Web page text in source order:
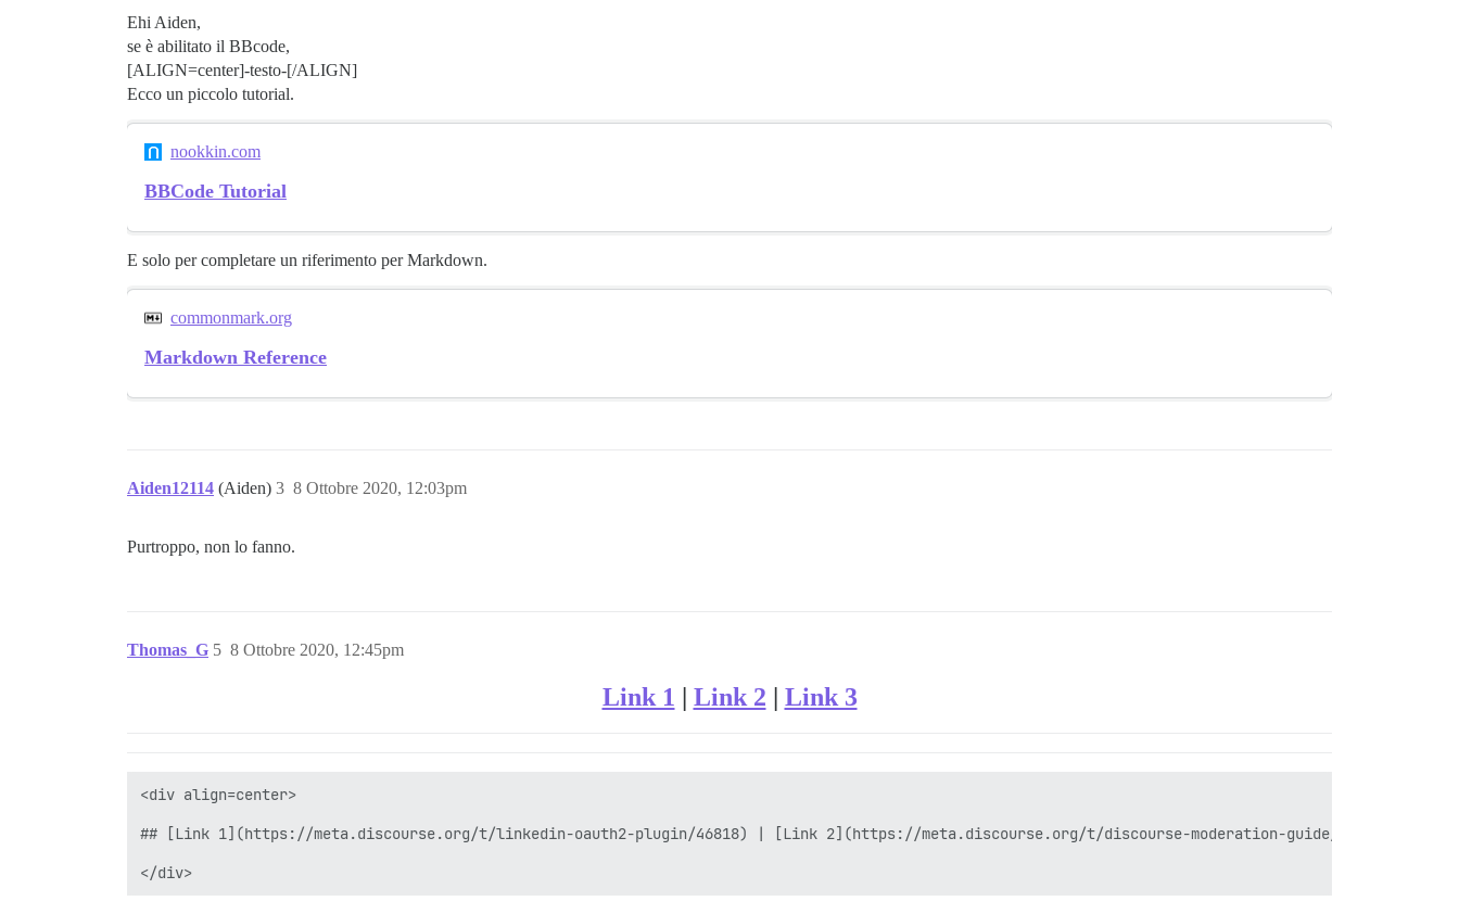
Ehi Aiden,
se è abilitato il BBcode,
[ALIGN=center]-testo-[/ALIGN]
Ecco un piccolo tutorial.
nookkin.com
BBCode Tutorial
E solo per completare un riferimento per Markdown.
commonmark.org
Markdown Reference
Aiden12114 (Aiden) 8 Ottobre 2020, 12:03pm
3
Purtroppo, non lo fanno.
Thomas_G 8 Ottobre 2020, 12:45pm
5
Link 1 Link 2 Link 3
<div align=center>
## [Link 1](https://meta.discourse.org/t/linkedin-oauth2-plugin/46818) | [Link 2](https://meta.discourse.org/t/discourse-moderation-guide/63116) |